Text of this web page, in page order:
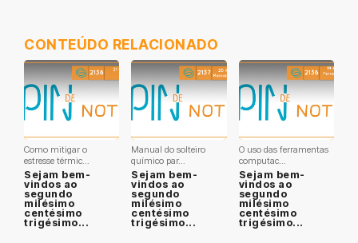
CONTEÚDO RELACIONADO
Como mitigar o
estresse térmic...
Sejam bem-
vindos ao
segundo
milésimo
centésimo
trigésimo...
Manual do solteiro
químico par...
Sejam bem-
vindos ao
segundo
milésimo
centésimo
trigésimo...
O uso das ferramentas
computac...
Sejam bem-
vindos ao
segundo
milésimo
centésimo
trigésimo...